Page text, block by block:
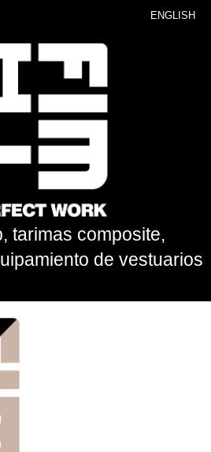
ENGLISH
tarimas composite,
de vestuarios